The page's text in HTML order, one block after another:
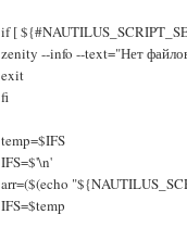
if [
zenity --info --text="Нет
exit
fi
temp=$IFS
IFS=$'\n'
arr=($(echo
IFS=$temp